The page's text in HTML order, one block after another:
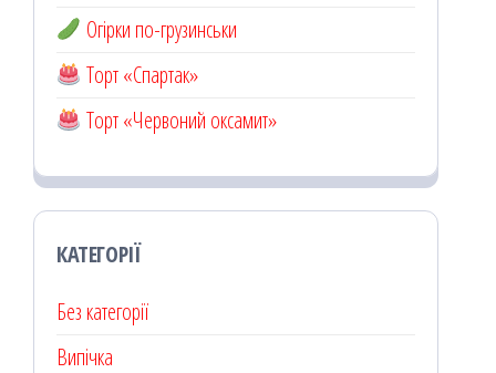
Огірки по-грузинськи
Торт «Спартак»
Торт «Червоний оксамит»
КАТЕГОРІЇ
Без категорії
Випічка